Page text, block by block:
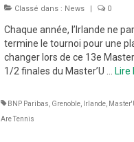
Classé dans : News | 0
Chaque année, l’Irlande ne
termine le tournoi pour une
changer lors de ce 13e
1/2 finales du Master’U …
Lire
BNP Paribas Grenoble, Irlande,
Are Tennis